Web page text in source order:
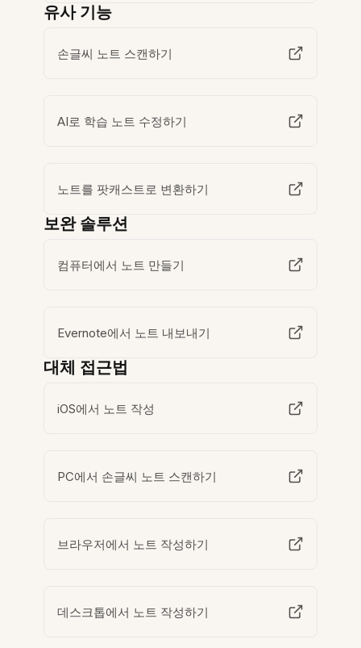
유사 기능
손글씨 노트 스캔하기
AI로 학습 노트 수정하기
노트를 팟캐스트로 변환하기
보완 솔루션
컴퓨터에서 노트 만들기
Evernote에서 노트 내보내기
대체 접근법
iOS에서 노트 작성
PC에서 손글씨 노트 스캔하기
브라우저에서 노트 작성하기
데스크톱에서 노트 작성하기